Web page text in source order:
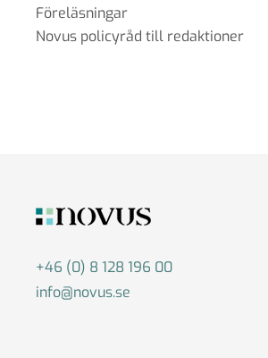
Föreläsningar
Novus policyråd till redaktioner
+46 (0) 8 128 196 00
info@novus.se